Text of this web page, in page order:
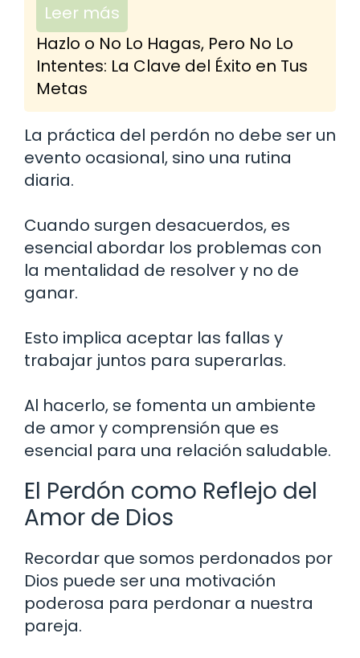
Leer más
Hazlo o No Lo Hagas, Pero No Lo
Intentes: La Clave del Éxito en Tus
Metas
La práctica del perdón no debe ser un
evento ocasional, sino una rutina
diaria.
Cuando surgen desacuerdos, es
esencial abordar los problemas con
la mentalidad de resolver y no de
ganar.
Esto implica aceptar las fallas y
trabajar juntos para superarlas.
Al hacerlo, se fomenta un ambiente
de amor y comprensión que es
esencial para una relación saludable.
El Perdón como Reflejo del
Amor de Dios
Recordar que somos perdonados por
Dios puede ser una motivación
poderosa para perdonar a nuestra
pareja.